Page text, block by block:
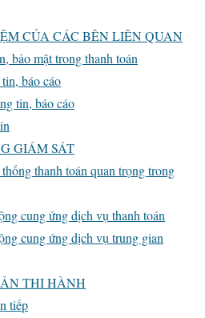
CỦA CÁC BÊN LIÊN QUAN
bảo mật trong thanh toán
báo cáo
tin, báo cáo
GIÁM SÁT
thanh toán quan trọng trong
cung ứng dịch vụ thanh toán
cung ứng dịch vụ trung gian
THI HÀNH
tiếp